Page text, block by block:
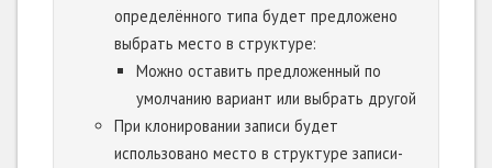
определённого типа будет предложено
выбрать место в структуре:
Можно оставить предложенный по
умолчанию вариант или выбрать другой
При клонировании записи будет
использовано место в структуре записи-